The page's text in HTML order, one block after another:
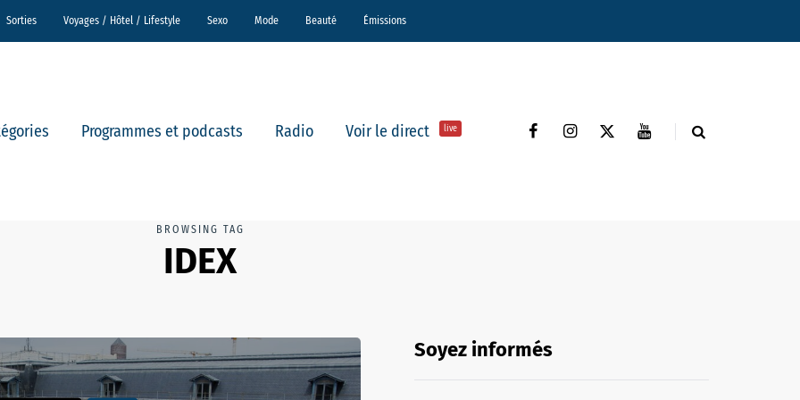
Sorties Voyages / Hôtel / Lifestyle Sexo Mode Beauté Émissions
Programmes et podcasts Radio Voir le direct live
BROWSING TAG
IDEX
Soyez informés